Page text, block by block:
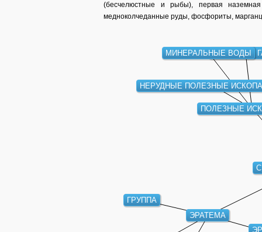
(бесчелюстные и рыбы), первая
медноколчеданные руды, фосфориты,
ПОЛЕЗНЫЕ
ЭРАТЕМА
НЕРУДНЫЕ ПОЛЕЗНЫЕ
ИНЕРТНЫЕ
МИНЕРАЛЬНЫЕ ВОДЫ
ГРУППА